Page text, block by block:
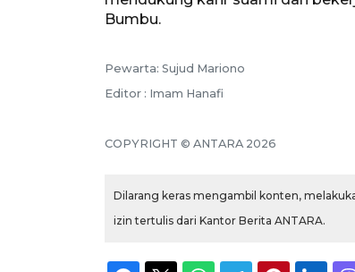
Bumbu.
Pewarta: Sujud Mariono
Editor : Imam Hanafi
COPYRIGHT © ANTARA 2026
Dilarang keras mengambil konten,
izin tertulis dari Kantor Berita ANTARA.